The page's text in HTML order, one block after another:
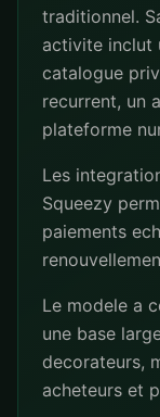
traditionnel.
activite inclut
catalogue
recurrent, un
plateforme
Les
Squeezy
paiements
Le modele a
une base
decorateurs,
acheteurs et